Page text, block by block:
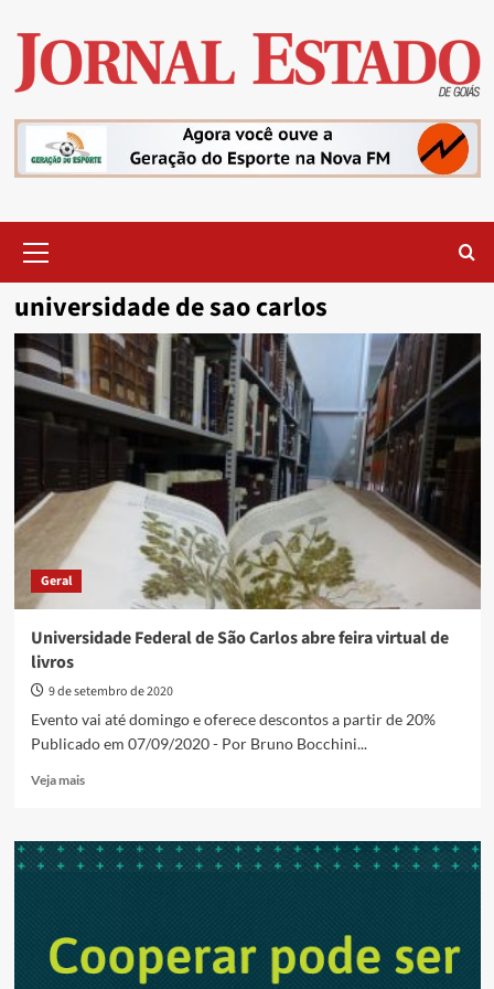
content
Menu
universidade de sao carlos
Geral
Universidade Federal de São Carlos abre feira virtual de
livros
9 de setembro de 2020
Evento vai até domingo e oferece descontos a partir de 20%
Publicado em 07/09/2020 - Por Bruno Bocchini...
Veja maisRead
Universidade
Federal
abre
feira